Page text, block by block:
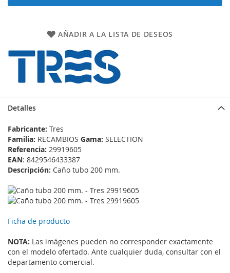
AÑADIR A LA LISTA DE DESEOS
Detalles
Fabricante: Tres
Familia: RECAMBIOS Gama: SELECTION
Referencia: 29919605
EAN: 8429546433387
Descripción: Caño tubo 200 mm.
Ficha de producto
NOTA: Las imágenes pueden no corresponder exactamente
con el modelo ofertado. Ante cualquier duda, consultar con el
departamento comercial.